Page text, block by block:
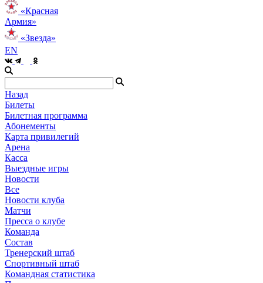
«Красная
Армия»
«Звезда»
EN
Назад
Билеты
Билетная программа
Абонементы
Карта привилегий
Арена
Касса
Выездные игры
Новости
Все
Новости клуба
Матчи
Пресса о клубе
Команда
Состав
Тренерский штаб
Спортивный штаб
Командная статистика